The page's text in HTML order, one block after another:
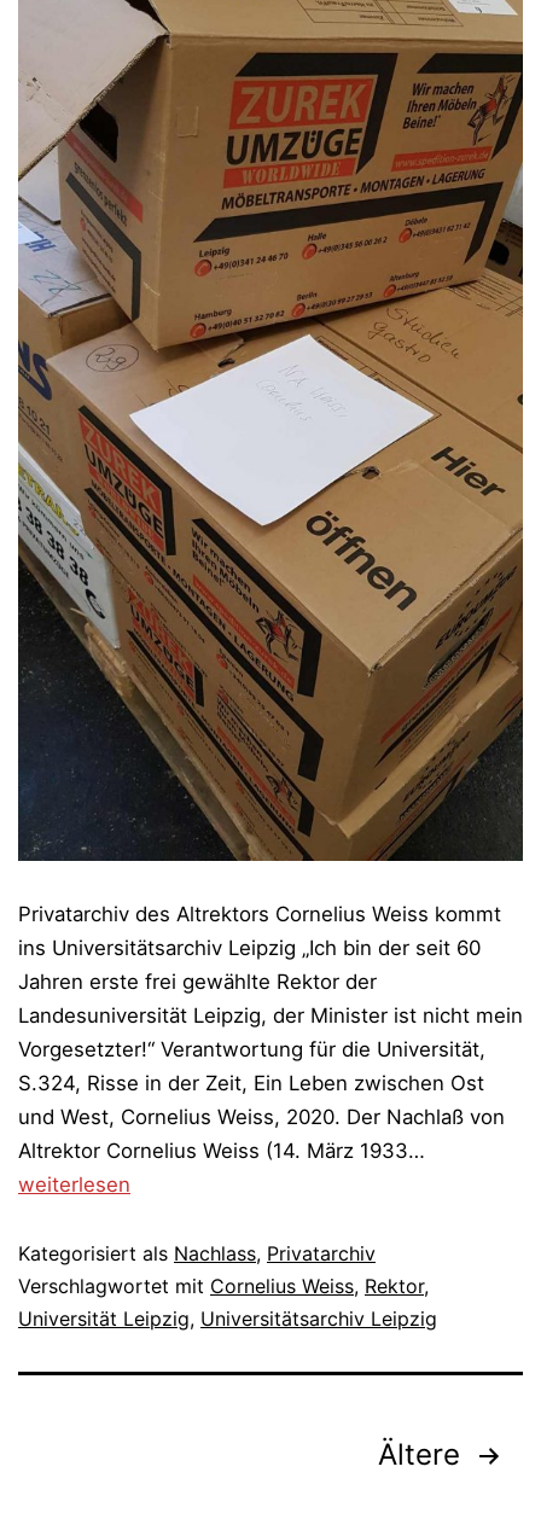
Privatarchiv des Altrektors Cornelius Weiss kommt
ins Universitätsarchiv Leipzig „Ich bin der seit 60
Jahren erste frei gewählte Rektor der
Landesuniversität Leipzig, der Minister ist nicht mein
Vorgesetzter!“ Verantwortung für die Universität,
S.324, Risse in der Zeit, Ein Leben zwischen Ost
und West, Cornelius Weiss, 2020. Der Nachlaß von
Altrektor Cornelius Weiss (14. März 1933…
Cornelius
Weiss
Leipzig
weiterlesen
Kategorisiert als Nachlass, Privatarchiv
Verschlagwortet mit Cornelius Weiss, Rektor,
Universität Leipzig, Universitätsarchiv Leipzig
Ältere